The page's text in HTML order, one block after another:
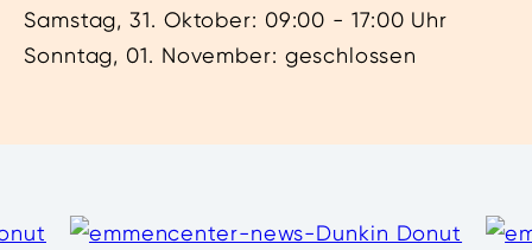
Samstag, 31. Oktober: 09:00 - 17:00 Uhr
Sonntag, 01. November: geschlossen